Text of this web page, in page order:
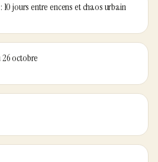
jours entre encens et chaos urbain
octobre